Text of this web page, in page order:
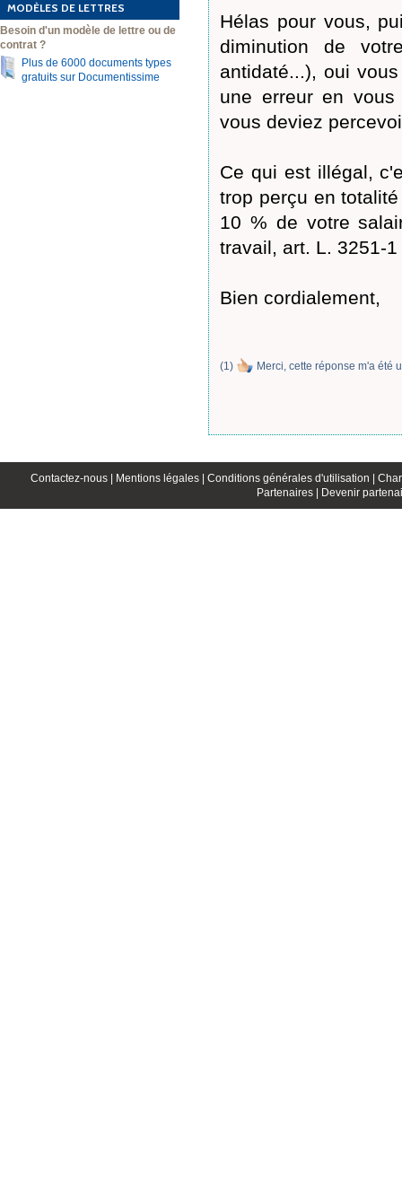
MODÈLES DE LETTRES
Besoin d'un modèle de lettre ou de
contrat ?
Plus de 6000 documents types
gratuits sur Documentissime
Hélas pour vous,
diminution de
antidaté...), oui
une erreur en
vous deviez
Ce qui est illégal,
trop perçu en
10 % de votre
travail, art. L. 3251-
Bien cordialement,
(1) Merci, cette réponse m'a été
Contactez-nous | Mentions légales | Conditions générales d'utilisation |
Partenaires |
Devenir